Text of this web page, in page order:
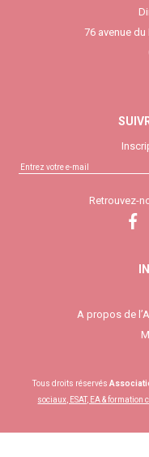
76 avenue
Retrouvez-
A propos de
Tous droits réservés
sociaux, ESAT, EA & formation